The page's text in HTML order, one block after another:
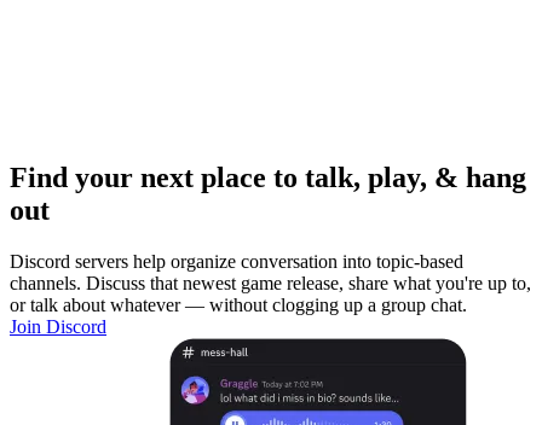
Find your next place to talk, play, & hang
out
Discord servers help organize conversation into topic-based
channels. Discuss that newest game release, share what you're up to,
or talk about whatever — without clogging up a group chat.
Join Discord